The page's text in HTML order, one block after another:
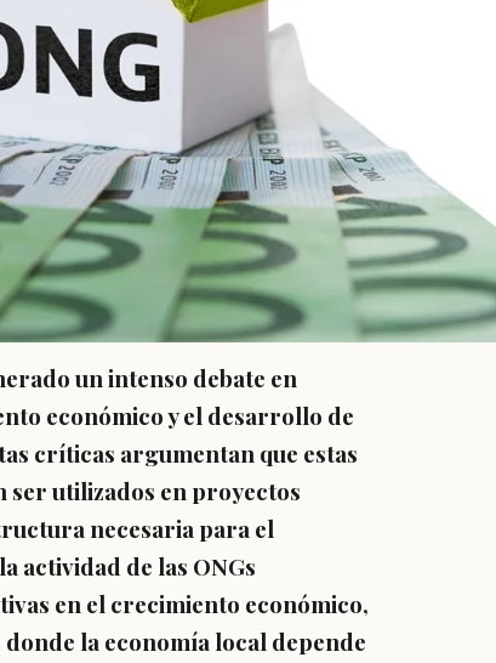
un intenso debate en
económico y el desarrollo de
críticas argumentan que estas
utilizados en proyectos
necesaria para el
actividad de las ONGs
en el crecimiento económico,
la economía local depende